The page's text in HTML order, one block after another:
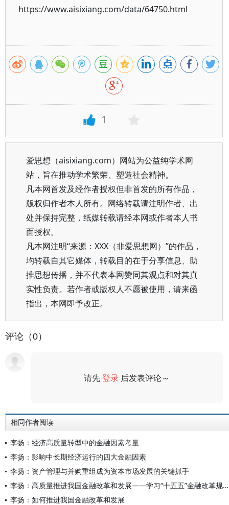
https://www.aisixiang.com/data/64750.html
1
爱思想（aisixiang.com）网站为公益纯学术网
站，旨在推动学术繁荣、塑造社会精神。
凡本网首发及经作者授权但非首发的所有作品，
版权归作者本人所有。网络转载请注明作者、出
处并保持完整，纸媒转载请经本网或作者本人书
面授权。
凡本网注明“来源：XXX（非爱思想网）”的作品，
均转载自其它媒体，转载目的在于分享信息、助
推思想传播，并不代表本网赞同其观点和对其真
实性负责。若作者或版权人不愿被使用，请来函
指出，本网即予改正。
评论（0）
请先登录 后发表评论～
相同作者阅读
李扬：经济高质量转型中的金融因素考量
李扬：影响中长期经济运行的四大金融因素
李扬：资产管理与并购重组成为资本市场发展的关键抓手
李扬：高质量推进我国金融改革和发展——学习“十五五”金融改革规划体会
李扬：如何推进我国金融改革和发展